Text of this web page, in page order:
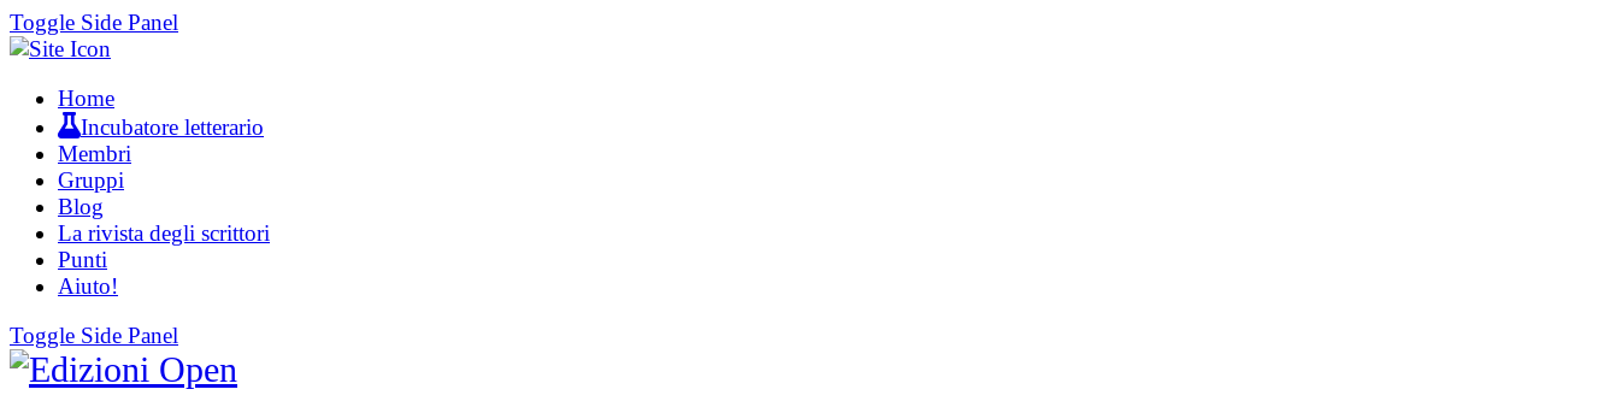
Toggle Side Panel
Home
Incubatore letterario
Membri
Gruppi
Blog
La rivista degli scrittori
Punti
Aiuto!
Toggle Side Panel